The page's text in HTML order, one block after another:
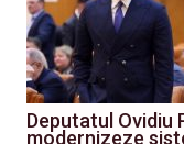
Deputatul Ovidiu
modernizeze